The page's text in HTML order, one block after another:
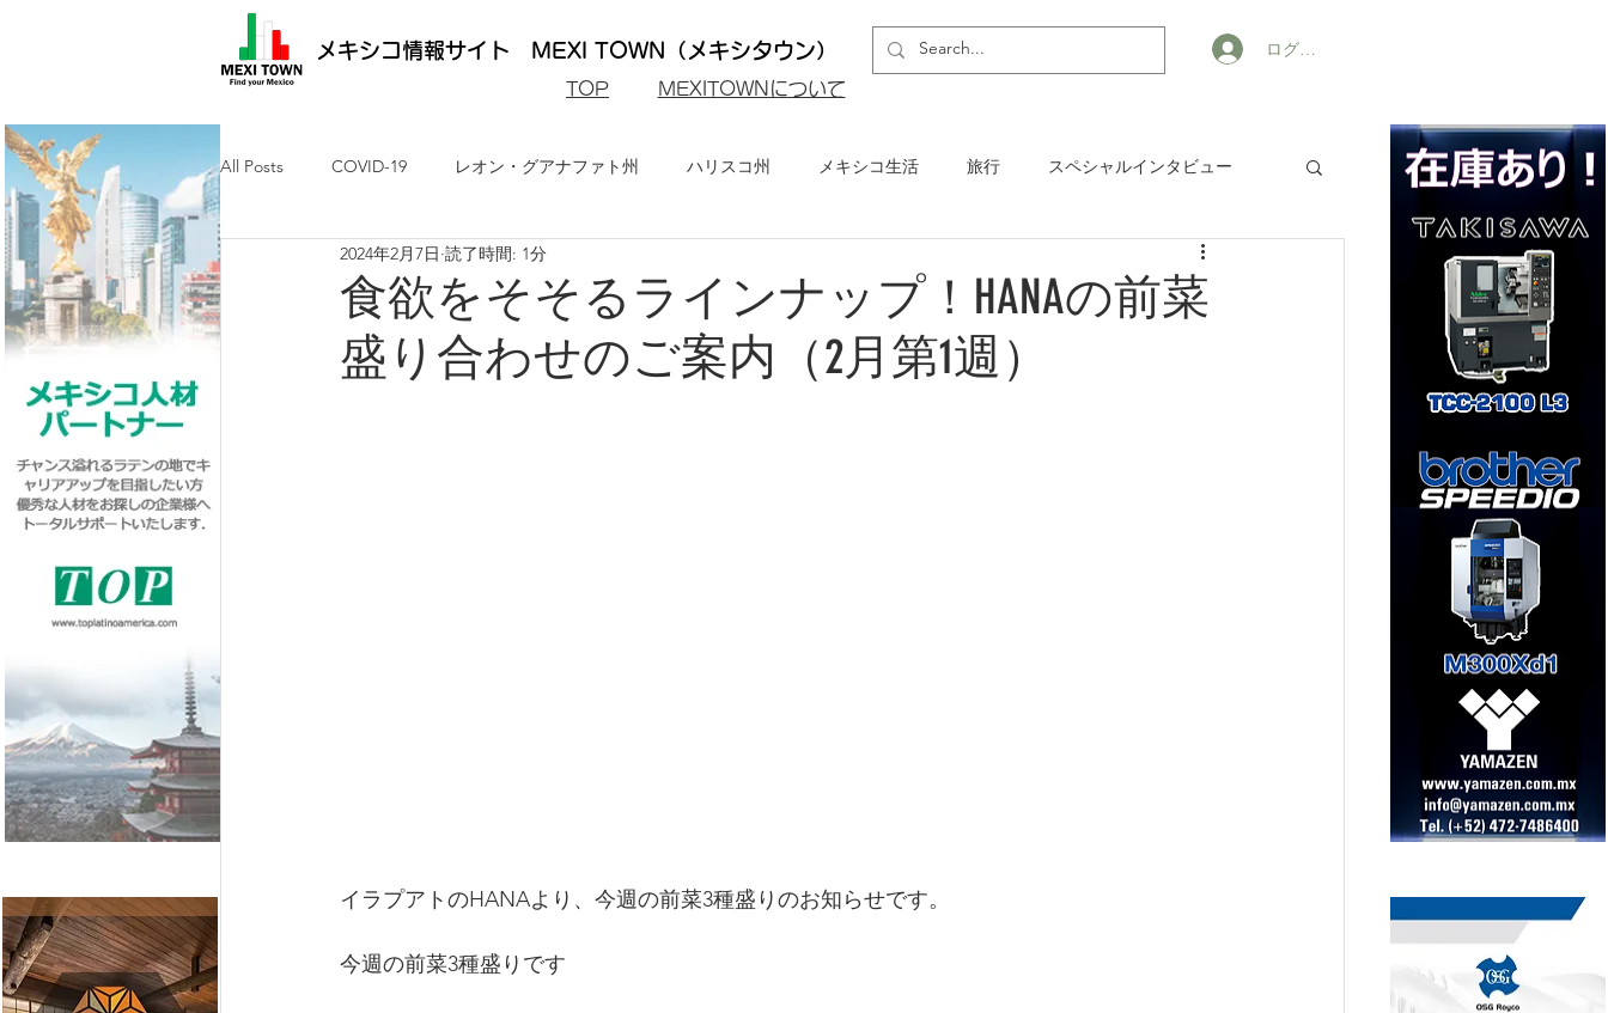
メキシコ情報サイト MEXI TOWN（メキシタウン）
​TOP MEXITOWNについて
ログイン
All Posts COVID-19 レオン・グアナファト州 ハリスコ州 メキシコ生活 旅行 スペシャルインタビュー
メキシコ最新ニュース ケレタロ州
求人・メキシコ就労 日墨交流 メキシコ・グルメ
食欲をそそるラインナップ！HANAの前菜
盛り合わせのご案内（2月第1週）
2024年2月7日 読了時間: 1分
イラプアトのHANAより、今週の前菜3種盛りのお知らせです。
今週の前菜3種盛りです